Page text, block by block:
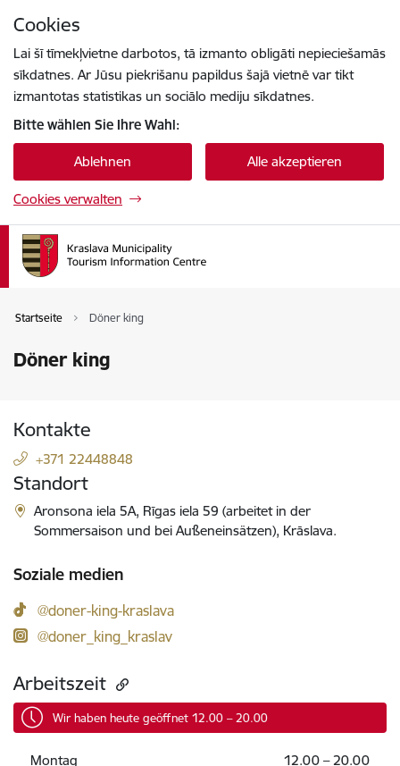
Cookies
Lai šī tīmekļvietne darbotos, tā izmanto obligāti nepieciešamās
sīkdatnes. Ar Jūsu piekrišanu papildus šajā vietnē var tikt
izmantotas statistikas un sociālo mediju sīkdatnes.
Bitte wählen Sie Ihre Wahl:
Ablehnen Alle akzeptieren
Cookies verwalten
Startseite Döner king
Döner king
Kontakte
+371 22448848
Standort
Aronsona iela 5A, Rīgas iela 59 (arbeitet in der
Sommersaison und bei Außeneinsätzen), Krāslava.
Soziale medien
@doner-king-kraslava
@doner_king_kraslav
Arbeitszeit
Wir haben heute geöffnet 12.00 – 20.00
Montag
12.00 – 20.00